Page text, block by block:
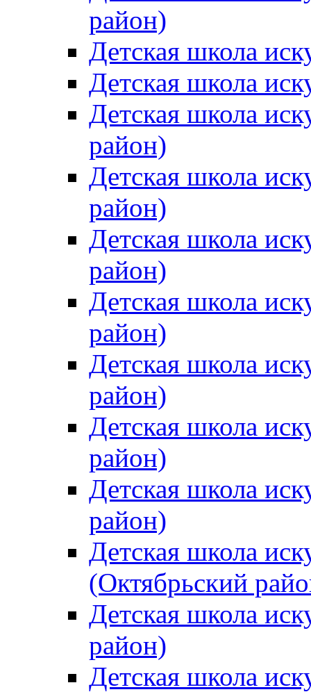
район)
Детская школа
Детская школа
Детская школа
район)
Детская школа
район)
Детская школа
район)
Детская школа
район)
Детская школа
район)
Детская школа
район)
Детская школа
район)
Детская школа
(Октябрьский
Детская школа
район)
Детская школа